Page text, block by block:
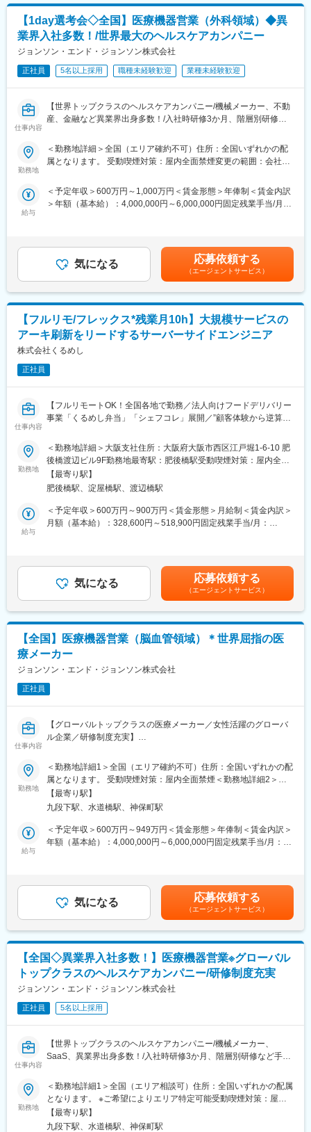
変更の範囲：会社の定める業務
よびGXP組織と連携し、日本市場における主導役として品質シス
テムの構築と維持管理および強固なプロセスの構築・標準化に向
けた改善を行う。
・GQP管理基準および手順に準拠した医薬品品質システム（逸
築、維持、改善する
・製造委託先、供給業者管理の運用および継続的な改善を行う。
動を行う。
・国内市場向け製品及び輸出用製品の、治験薬Phase及び商用
・ターゲット市場要件に基づく海外輸出入品の品質保証業務の実
務およびサポートを行う。
もに適正な品質情報の取扱いを行う。
・GDPガイドラインに準拠した医薬品販売業者への医薬品の市販
変更の範囲：会社の定める業務
【1day選考会◇全国】医療機器営業（外科領域）◆異
業界入社多数！/世界最大のヘルスケアカンパニー
ジョンソン・エンド・ジョンソン株式会社
正社員 5名以上採用 職種未経験歓迎 業種未経験歓迎
仕事内容
【世界トップクラスのヘルスケアカンパニー/機械メーカー、不動
産、金融など異業界出身多数！/入社時研修3か月、階層別研修な
シェアの製品多数/インセンティブ制度/入社想定日：2026年10月1
日】
★個人の裁量が大きく、年齢・性別関係・社歴関係なく活躍でき
る環境です！
■業務詳細
担当エリアの病院（主に医師）に対し、当社にて扱っている製品
を提案していただきます。医師のニーズを掘り下げた上で解決に
最適なソリューションを提案する、コンサルティングのような営
業スタイルになります。
＜具体的な業務内容＞
・担当する製品の提案、技術サポート（手術の立会いあり）
・最新の医療関連情報の提供、医療機関へのサポート（勉強・セ
ミナーの主催など）
※担当病院数は10～15施設ほどです。
※緊急の呼び出し等は発生いたしません。
■担当製品
サージェリー事業本部で展開している外科の製品群で「手術用縫
合糸」「手術用器機」「止血剤」の大きく3つ分けれております。
入社後はいずれかの製品群を担当いただきます。豊富なラインナ
ップを揃えており、顧客のニーズに合わせた最適なソリューショ
ン提案が可能です。
を頂くなど基礎的な知識を身につけてからの現場配属になりま
す。現場配属後も上長や先輩社員との営業動向や勉強会、年次や
階層別の研修プログラムを用意しているため、継続的に知識習得
だきます。
■キャリアパス
・マネージャー、本社部門など、長期的に多くのキャリアパスが
ございます。それを実現するための社内制度も大変充実しており
ます。
例）GROWプログラム：短期間にて他部署の業務体験が可能／社
内公募制度：職種、セクター間の異動を行える制度
変更の範囲：会社の定める業務
勤務地
＜勤務地詳細＞全国（エリア確約不可）住所：全国いずれかの配
属となります。 受動喫煙対策：屋内全面禁煙変更の範囲：会社の
給与
＜予定年収＞600万円～1,000万円＜賃金形態＞年俸制＜賃金内訳
＞年額（基本給）：4,000,000円～6,000,000円固定残業手当/月：
補足＞※ご経験やスキルを考慮し決定いたします。※上記はインセ
ンティブを含む金額です。賃金はあくまでも目安の金額であり、
選考を通じて上下する可能性があります。月給(月額)は固定手当を
含めた表記です。
気になる 応募依頼する
（エージェントサービス）
【フルリモ/フレックス*残業月10h】大規模サービスの
アーキ刷新をリードするサーバーサイドエンジニア
株式会社くるめし
正社員
仕事内容
【フルリモートOK！全国各地で勤務／法人向けフードデリバリー
事業「くるめし弁当」「シェフコレ」展開／”顧客体験から逆算し
■概要
くるめしは、お弁当やケータリングのデリバリーサイトの運営な
ど、食に関わる法人向けサービスを提供している会社です。
法人向けフードデリバリー市場のリーダーとして、提供価値の幅
を広げています。
▼提供サービス『くるめし弁当』
ットフォーム
くるめし弁当は、会議・ロケ・研修・イベントなどの法人利用に
特化したお弁当デリバリーサービスで、「今すぐ届く」BtoC型で
・EC機能だけでなく、注文管理・請求書一括精算・配送管理まで
含む業務システム
・UIや処理設計が、現場のオペレーションやリピート率に直結す
る構造
▼現在の開発課題
サービスの成長に伴いシステムの規模や複雑性が増している中、
継続的にプロダクト価値を届けていくため、現在は主に以下のよ
・ビジネスロジックの共通化が困難
・技術スタックの陳腐化
・コード品質と保守性の低下
・データ不整合の発生
これらの課題を解消し、将来的にも価値提供のスピードを維持で
きる開発基盤を構築するため、技術負債の解消に取り組んでいま
・Webアプリケーションの設計、開発、運用
・技術的負債解消に向けたリファクタリング、構造改善
・サービス拡張に伴うアーキテクチャの見直し
■開発環境
【サーバーサイド／バックエンド】PHP5.6（FuelPHP1.8 /
CakePHP）
【フロントエンド】JavaScript, jQuery1.8, HTML5, CSS3(Sass)
【データベース】MySQL 5.7
【バージョン管理】Git,GitHub
【ローカル開発環境】Docker
勤務地
＜勤務地詳細＞大阪支社住所：大阪府大阪市西区江戸堀1-6-10 肥
後橋渡辺ビル9F勤務地最寄駅：肥後橋駅受動喫煙対策：屋内全面
禁煙
【最寄り駅】
肥後橋駅、淀屋橋駅、渡辺橋駅
給与
＜予定年収＞600万円～900万円＜賃金形態＞月給制＜賃金内訳＞
月額（基本給）：328,600円～518,900円固定残業手当/月：
ルに応じて条件が前後する可能性はございます。■給与改定： 年2
回（2・8月）※査定が年に2回あるため、査定の結果次第では昇給
のペースは早くなります。■賞与：年1回（前年度実績平均 3.7ヶ
月※8月支給）■残業手当 ※固定残業代の追加分を支給（1分単
位）賃金はあくまでも目安の金額であり、選考を通じて上下する
可能性があります。月給(月額)は固定手当を含めた表記です。
気になる 応募依頼する
（エージェントサービス）
【全国】医療機器営業（脳血管領域）＊世界屈指の医
療メーカー
ジョンソン・エンド・ジョンソン株式会社
正社員
仕事内容
【グローバルトップクラスの医療メーカー／女性活躍のグローバ
ル企業／研修制度充実】
担当エリアの病院（主に医師）に対し、当社にて扱っている製品
を提案していただきます。
医師のニーズを掘り下げた上で解決に最適なソリューションを提
案する、コンサルティングのような営業スタイルになります。
■具体的な業務内容
・担当製品の提案、技術サポート（手術の立会いあり）
・最新の医療関連情報の提供、医療機関へのサポート（勉強・セ
ミナーの主催など）
・各種学会への参加
■事業部について
脳血管障害治療製品のグローバルリーダーとして脳卒中治療の課
疾患として知られています。その治療に使用する治療デバイスは
大きな役割を担っております。
■担当製品
脳血管障害の治療に使用される塞栓用コイルや、国内で最初の頭
っています。虚血そして出血性脳卒中ケア領域におけるアンメッ
トニーズに応えられる画期的なソリューションの提供を通じて、
としています。
■魅力・やりがい
すく、時間的制約のある中でも、デジタルの活用や担当施設のマ
ネジメントの工夫により、成果を生み出しやすいビジネスです。
性別を問わず、デジタルやエリアマネジメント、面談スキルなど
汎用性のあるスキルの向上が求められ、トレーニング機会の提供
勤務地
＜勤務地詳細1＞全国（エリア確約不可）住所：全国いずれかの配
属となります。 受動喫煙対策：屋内全面禁煙＜勤務地詳細2＞本
社住所：東京都千代田区西神田3-5-2 千代田ファーストビル西館勤
務地最寄駅：東西線／九段下駅受動喫煙対策：屋内全面禁煙変更
【最寄り駅】
九段下駅、水道橋駅、神保町駅
給与
＜予定年収＞600万円～949万円＜賃金形態＞年俸制＜賃金内訳＞
年額（基本給）：4,000,000円～6,000,000円固定残業手当/月：
補足＞※ご経験やスキルを考慮し決定いたします。※上記年収はイ
ンセンティブを含む金額です。賃金はあくまでも目安の金額であ
り、選考を通じて上下する可能性があります。月給(月額)は固定手
当を含めた表記です。
気になる 応募依頼する
（エージェントサービス）
【全国◇異業界入社多数！】医療機器営業※グローバル
トップクラスのヘルスケアカンパニー/研修制度充実
ジョンソン・エンド・ジョンソン株式会社
正社員 5名以上採用
仕事内容
【世界トップクラスのヘルスケアカンパニー/機械メーカー、
SaaS、異業界出身多数！/入社時研修3か月、階層別研修など手厚
の製品多数/インセンティブ制度】
■業務詳細：
担当エリアの病院（主に医師）に対し、当社メディカルカンパニ
勤務地
＜勤務地詳細1＞全国（エリア相談可）住所：全国いずれかの配属
となります。 ※ご希望によりエリア特定可能受動喫煙対策：屋内
全面禁煙＜勤務地詳細2＞本社住所：東京都千代田区西神田3-5-2
千代田ファーストビル西館勤務地最寄駅：東西線／九段下駅受動
【最寄り駅】
九段下駅、水道橋駅、神保町駅